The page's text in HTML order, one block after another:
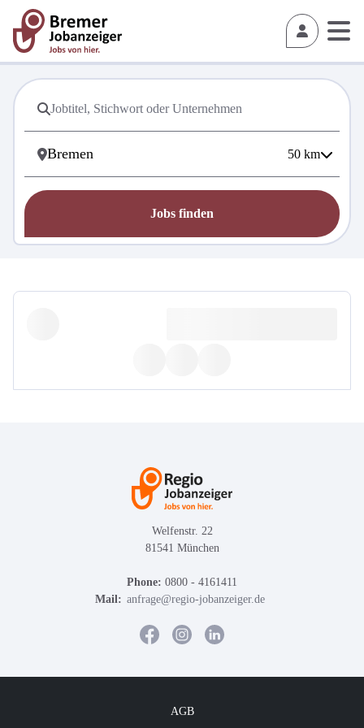
50 km
Jobs finden
Welfenstr. 22
81541 München
Phone: 0800 - 4161411
Mail: anfrage@regio-jobanzeiger.de
AGB